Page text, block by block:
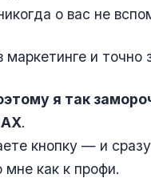
о вас не
маркетинге и точно
я так
.
кнопку — и
мне как к профи.